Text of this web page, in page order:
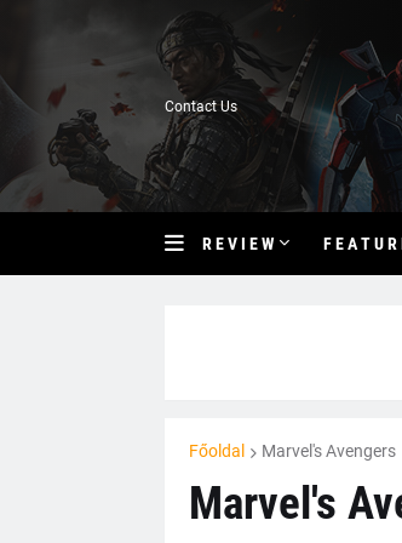
Contact Us
R E V I E W F E A T U R
Főoldal Marvel's Avengers
Marvel's